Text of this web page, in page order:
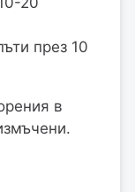
през 10
в